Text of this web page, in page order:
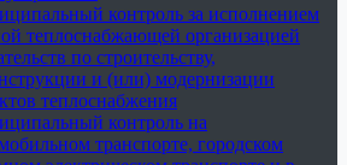
контроль за исполнением
теплоснабжающей организацией
по строительству,
и (или) модернизации
теплоснабжения
контроль на
транспорте, городском